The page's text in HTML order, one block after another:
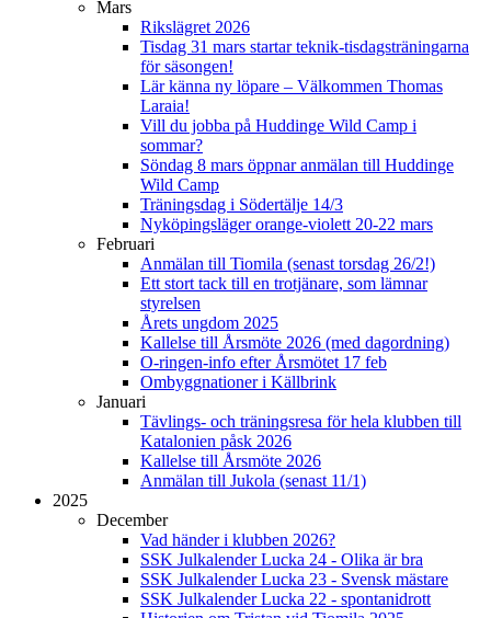
Mars
Rikslägret 2026
Tisdag 31 mars startar teknik-tisdagsträningarna
för säsongen!
Lär känna ny löpare – Välkommen Thomas
Laraia!
Vill du jobba på Huddinge Wild Camp i
sommar?
Söndag 8 mars öppnar anmälan till Huddinge
Wild Camp
Träningsdag i Södertälje 14/3
Nyköpingsläger orange-violett 20-22 mars
Februari
Anmälan till Tiomila (senast torsdag 26/2!)
Ett stort tack till en trotjänare, som lämnar
styrelsen
Årets ungdom 2025
Kallelse till Årsmöte 2026 (med dagordning)
O-ringen-info efter Årsmötet 17 feb
Ombyggnationer i Källbrink
Januari
Tävlings- och träningsresa för hela klubben till
Katalonien påsk 2026
Kallelse till Årsmöte 2026
Anmälan till Jukola (senast 11/1)
2025
December
Vad händer i klubben 2026?
SSK Julkalender Lucka 24 - Olika är bra
SSK Julkalender Lucka 23 - Svensk mästare
SSK Julkalender Lucka 22 - spontanidrott